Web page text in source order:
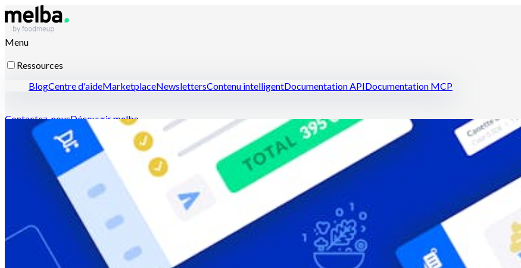
Menu
Ressources
BlogCentre d'aideMarketplaceNewslettersContenu intelligentDocumentation APIDocumentation MCP
Contactez-nousDécouvrir melba